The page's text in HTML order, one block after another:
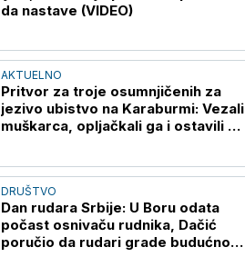
da nastave (VIDEO)
AKTUELNO
Pritvor za troje osumnjičenih za
jezivo ubistvo na Karaburmi: Vezali
muškarca, opljačkali ga i ostavili da
DRUŠTVO
Dan rudara Srbije: U Boru odata
počast osnivaču rudnika, Dačić
poručio da rudari grade budućnost